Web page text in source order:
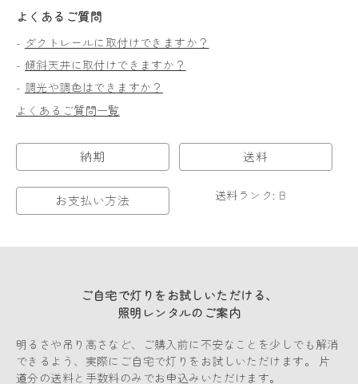
よくあるご質問
- ダクトレールに取付けできますか？
- 傾斜天井に取付けできますか？
- 調光や調色はできますか？
よくあるご質問一覧
納期 送料
お支払い方法 送料ランク: B
ご自宅で灯りをお試しいただける、
照明レンタルのご案内
明るさや吊り高さなど、ご購入前に不安なことを少しでも解消
できるよう、実際にご自宅で灯りをお試しいただけます。 片
道分の送料と手数料のみでお申込みいただけます。